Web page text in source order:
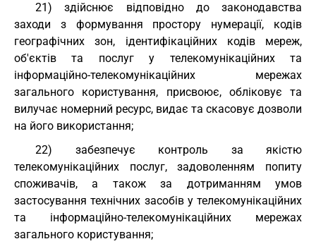
21) здійснює відповідно до законодавства
заходи з формування простору нумерації, кодів
географічних зон, ідентифікаційних кодів мереж,
об'єктів та послуг у телекомунікаційних та
інформаційно-телекомунікаційних мережах
загального користування, присвоює, обліковує та
вилучає номерний ресурс, видає та скасовує дозволи
на його використання;
22) забезпечує контроль за якістю
телекомунікаційних послуг, задоволенням попиту
споживачів, а також за дотриманням умов
застосування технічних засобів у телекомунікаційних
та інформаційно-телекомунікаційних мережах
загального користування;